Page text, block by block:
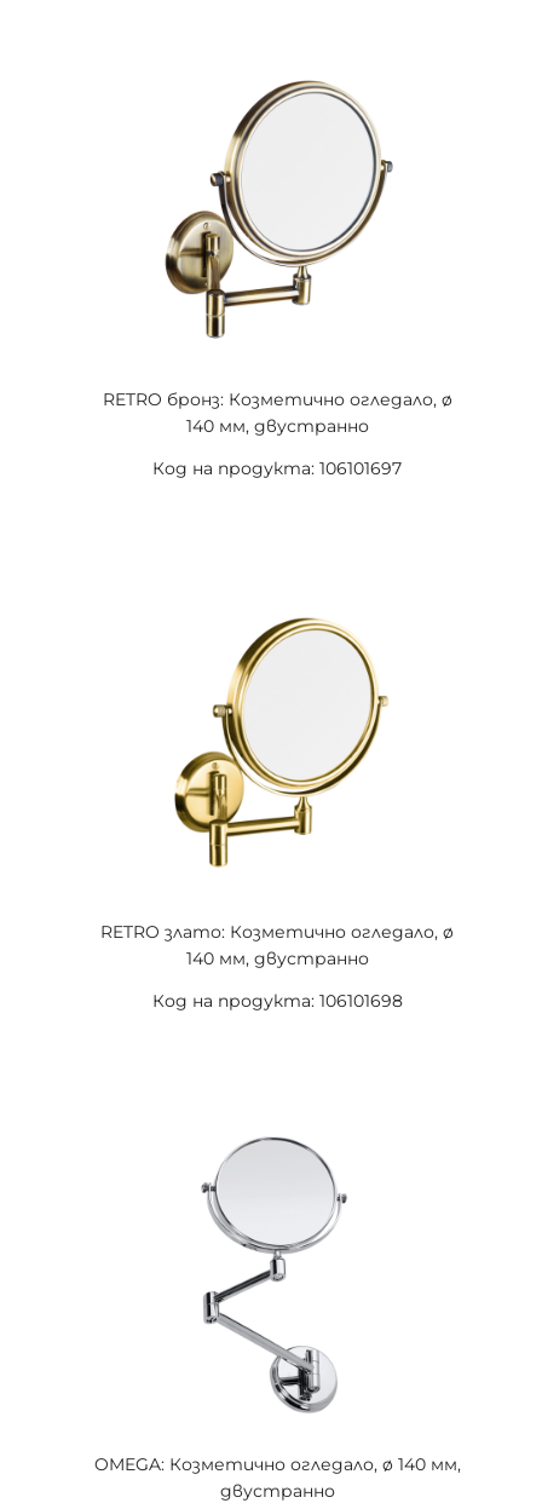
RETRO бронз: Козметично огледало, ø
140 мм, двустранно
Код на продукта: 106101697
RETRO злато: Козметично огледало, ø
140 мм, двустранно
Код на продукта: 106101698
OMEGA: Козметично огледало, ø 140 мм,
двустранно